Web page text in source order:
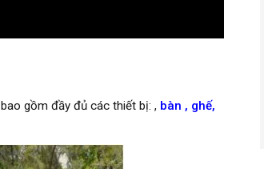
bao gồm đầy đủ các thiết bị: , bàn , ghế,